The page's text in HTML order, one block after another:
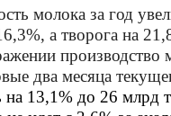
молока за год
а творога на
производство
два месяца
на 13,1% до 26 млрд